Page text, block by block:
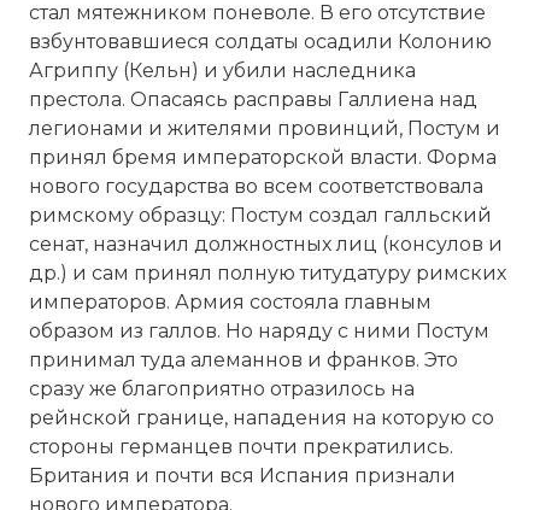
стал мятежником поневоле. В его отсутствие
взбунтовавшиеся солдаты осадили Колонию
Агриппу (Кельн) и убили наследника
престола. Опасаясь расправы Галлиена над
легионами и жителями провинций, Постум и
принял бремя императорской власти. Форма
нового государства во всем соответствовала
римскому образцу: Постум создал галльский
сенат, назначил должностных лиц (консулов и
др.) и сам принял полную титудатуру римских
императоров. Армия состояла главным
образом из галлов. Но наряду с ними Постум
принимал туда алеманнов и франков. Это
сразу же благоприятно отразилось на
рейнской границе, нападения на которую со
стороны германцев почти прекратились.
Британия и почти вся Испания признали
нового императора.